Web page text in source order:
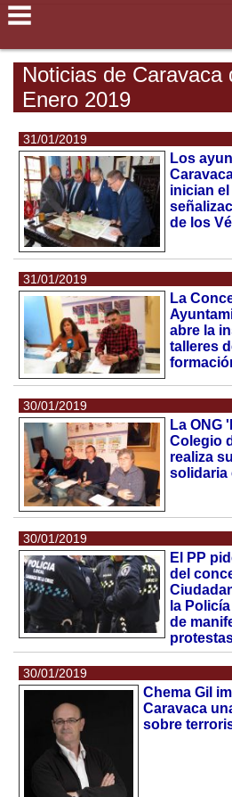
Noticias de Caravaca
Enero 2019
31/01/2019
Los
inician
de los
31/01/2019
La
abre la
talleres
30/01/2019
La ONG
Colegio
realiza
solidaria
30/01/2019
El PP
del
la
de
30/01/2019
Chema Gil
Caravaca
sobre